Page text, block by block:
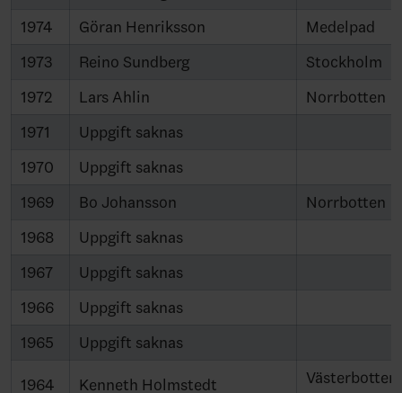
1974
Göran Henriksson
Medelpad
1973
Reino Sundberg
Stockholm
1972
Lars Ahlin
Norrbotten
1971
Uppgift saknas
1970
Uppgift saknas
1969
Bo Johansson
Norrbotten
1968
Uppgift saknas
1967
Uppgift saknas
1966
Uppgift saknas
1965
Uppgift saknas
1964 Kenneth Holmstedt Västerbotten